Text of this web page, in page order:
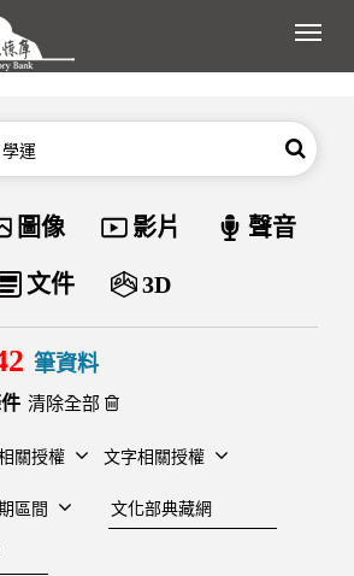
展
搜尋
資料類型
圖像 影片 聲音
文件 3D
筆資料
清除全部
關授權 文字相關授權
區間
建檔單位